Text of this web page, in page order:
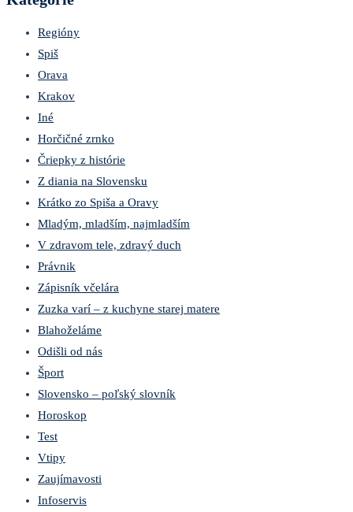
Regióny
Spiš
Orava
Krakov
Iné
Horčičné zrnko
Čriepky z histórie
Z diania na Slovensku
Krátko zo Spiša a Oravy
Mladým, mladším, najmladším
V zdravom tele, zdravý duch
Právnik
Zápisník včelára
Zuzka varí – z kuchyne starej matere
Blahoželáme
Odišli od nás
Šport
Slovensko – poľský slovník
Horoskop
Test
Vtipy
Zaujímavosti
Infoservis